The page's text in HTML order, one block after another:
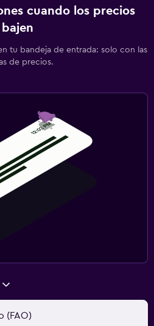
cuando los precios
bajen
tu bandeja de entrada: solo con las
de precios.
(FAO)